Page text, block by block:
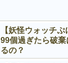
【妖怪ウォッチ
99個過ぎたら破
るの？